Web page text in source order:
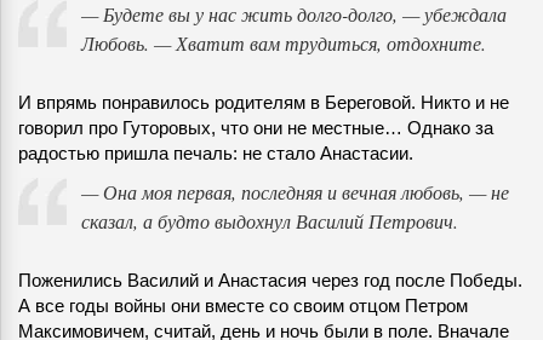
— Будете вы у нас жить долго-долго, — убеждала
Любовь. — Хватит вам трудиться, отдохните.
И впрямь понравилось родителям в Береговой. Никто и не
говорил про Гуторовых, что они не местные… Однако за
радостью пришла печаль: не стало Анастасии.
— Она моя первая, последняя и вечная любовь, — не
сказал, а будто выдохнул Василий Петрович.
Поженились Василий и Анастасия через год после Победы.
А все годы войны они вместе со своим отцом Петром
Максимовичем, считай, день и ночь были в поле. Вначале